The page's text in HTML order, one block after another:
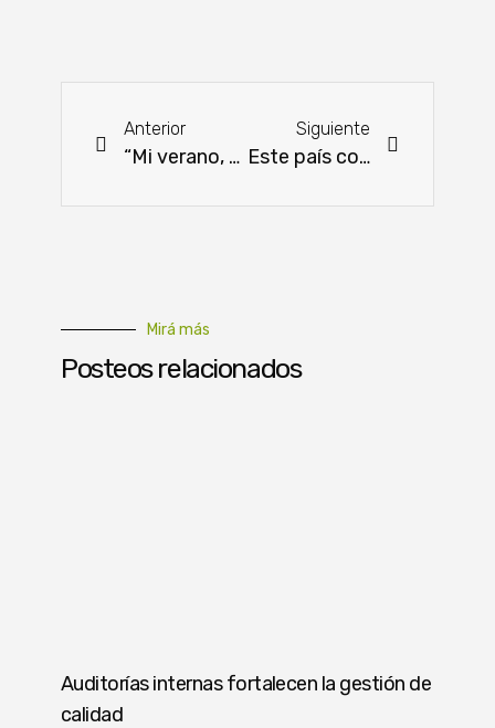
Anterior
“Mi verano, mi compromiso”: una campaña liderada por el MADES
Siguiente
Este país conquista el mercado chino por su exquisita uva
Mirá más
Posteos relacionados
Auditorías internas fortalecen la gestión de
calidad